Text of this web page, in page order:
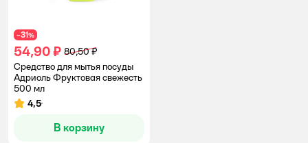
−31%
54,90 ₽ 80,50 ₽
Средство для мытья посуды
Адриоль Фруктовая свежесть
500 мл
Рейтинг:
4,5
В корзину